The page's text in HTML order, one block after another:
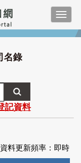
名錄
記資料
資料更新頻率：即時